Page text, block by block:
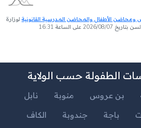
ومحاضن الأطفال والمحاضن المدرسية القانونية لوزارة
على الساعة 16:31
الطفولة حسب الولاية
بن عروس منوبة
نابل
باجة جندوبة
الكاف